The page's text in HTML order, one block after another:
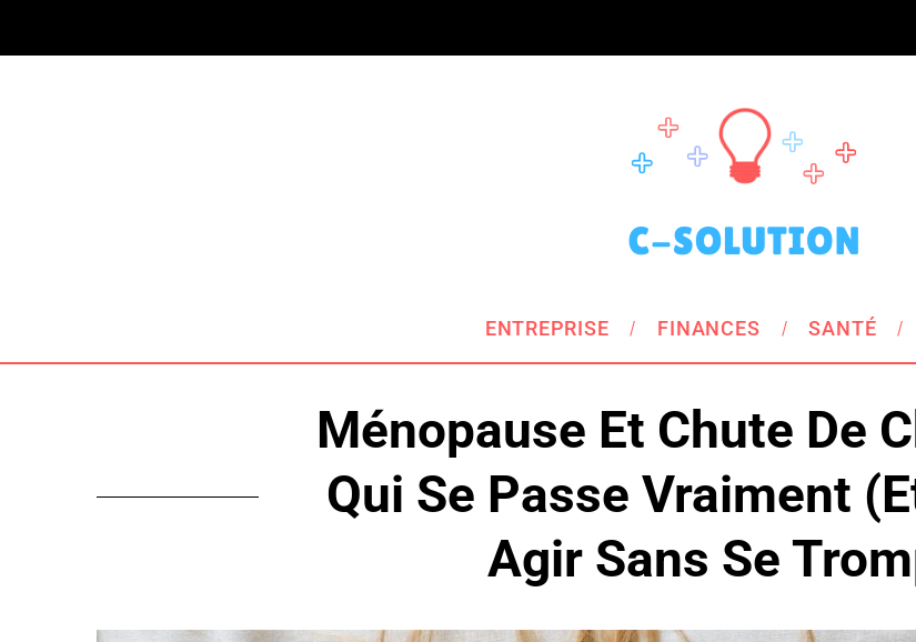
ENTREPRISE FINANCES SANTÉ
Ménopause Et Chute De
Qui Se Passe Vraiment
Agir Sans Se